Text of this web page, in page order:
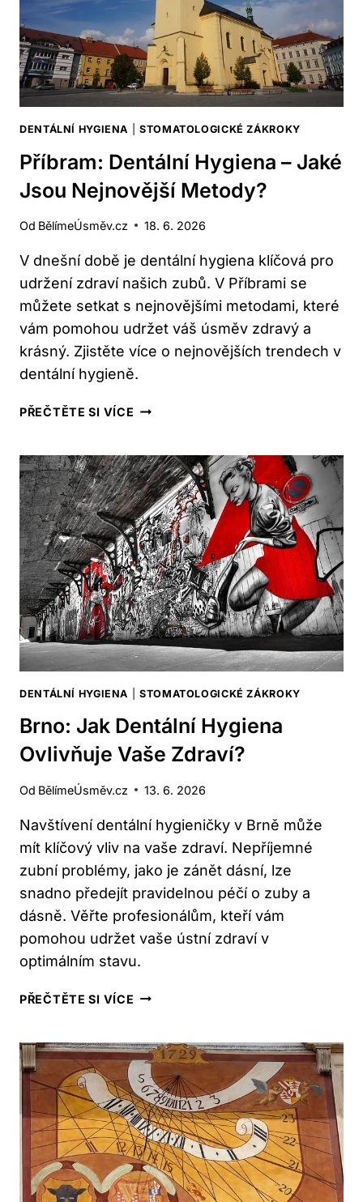
DENTÁLNÍ HYGIENA STOMATOLOGICKÉ ZÁKROKY
Příbram: Dentální Hygiena – Jaké
Jsou Nejnovější Metody?
Od BělímeÚsměv.cz 18. 6. 2026
V dnešní době je dentální hygiena klíčová pro
udržení zdraví našich zubů. V Příbrami se
můžete setkat s nejnovějšími metodami, které
vám pomohou udržet váš úsměv zdravý a
krásný. Zjistěte více o nejnovějších trendech v
dentální hygieně.
PŘEČTĚTE SI VÍCE PŘÍBRAM:
–
JAKÉ
JSOU
NEJNOVĚJŠÍ
METODY?
DENTÁLNÍ HYGIENA STOMATOLOGICKÉ ZÁKROKY
Brno: Jak Dentální Hygiena
Ovlivňuje Vaše Zdraví?
Od BělímeÚsměv.cz 13. 6. 2026
Navštívení dentální hygieničky v Brně může
mít klíčový vliv na vaše zdraví. Nepříjemné
zubní problémy, jako je zánět dásní, lze
snadno předejít pravidelnou péčí o zuby a
dásně. Věřte profesionálům, kteří vám
pomohou udržet vaše ústní zdraví v
optimálním stavu.
PŘEČTĚTE SI VÍCE BRNO:
HYGIENA
OVLIVŇUJE
VAŠE
ZDRAVÍ?